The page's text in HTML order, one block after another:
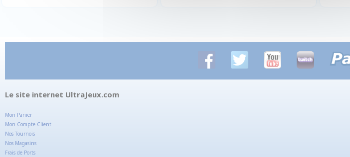
Le site internet UltraJeux.com
Mon Panier
Mon Compte Client
Nos Tournois
Nos Magasins
Frais de Ports